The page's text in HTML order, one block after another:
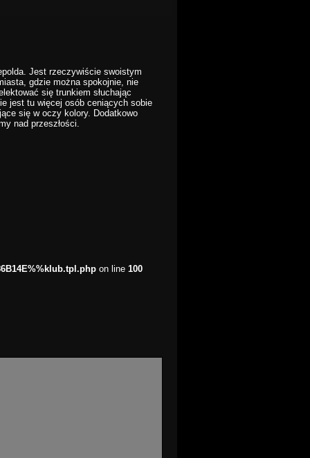
Jest rzeczywiście swoistym
gdzie można spokojnie, nie
się trunkiem słuchając
jest tu więcej osób ceniących sobie
się w oczy kolory. Dodatkowo
nad przeszłości.
on line 100